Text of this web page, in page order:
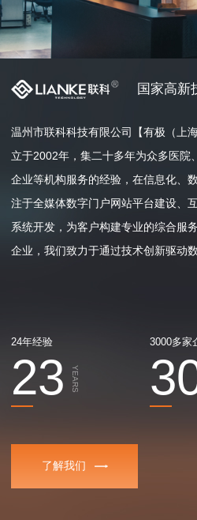
国家高新
温州市联科科技有限公司【有极（上
立于2002年，集二十多年为众多医院
企业等机构服务的经验，在信息化、
注于全媒体数字门户网站平台建设、
系统开发，为客户构建专业的综合服
企业，我们致力于通过技术创新驱动
24年经验
23
3000多家
了解我们